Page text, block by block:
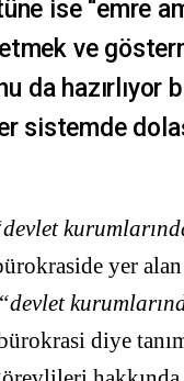
ise “emre
ve
da hazırlıyor
sistemde
yer
diye